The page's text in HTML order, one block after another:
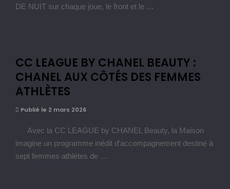
DE NUIT sur chaque joue, le front et le …
CC LEAGUE BY CHANEL BEAUTY :
CHANEL AUX CÔTÉS DES FEMMES
ATHLÈTES
Publié le 2 mars 2026
Avec la CC LEAGUE by CHANEL Beauty, la Maison
imagine un programme inédit d’accompagnement destiné à
sept femmes athlètes de …